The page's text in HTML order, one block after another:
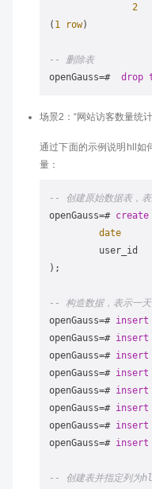
2
( 1 row)
-- 删除表
openGauss=# drop
场景2：“网站访客数量统
通过下面的示例说明hll如
量：
-- 创建原始数据表，表
openGauss=# create
date
);
-- 构造数据，表示一天
openGauss=# insert
openGauss=# insert
openGauss=# insert
openGauss=# insert
openGauss=# insert
openGauss=# insert
openGauss=# insert
openGauss=# insert
-- 创建表并指定列为